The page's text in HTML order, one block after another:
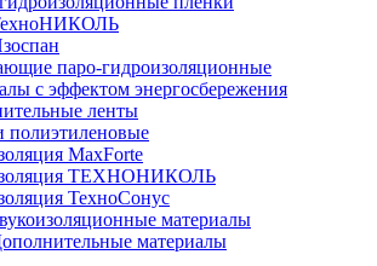
паро-гидроизоляционные
с эффектом энергосбережения
ленты
полиэтиленовые
MaxForte
ТЕХНОНИКОЛЬ
ТехноСонус
материалы
материалы